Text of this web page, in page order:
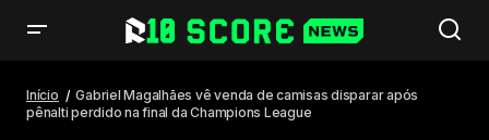
final da Champions League
Início
Gabriel Magalhães vê venda de camisas disparar após
pênalti perdido na final da Champions League